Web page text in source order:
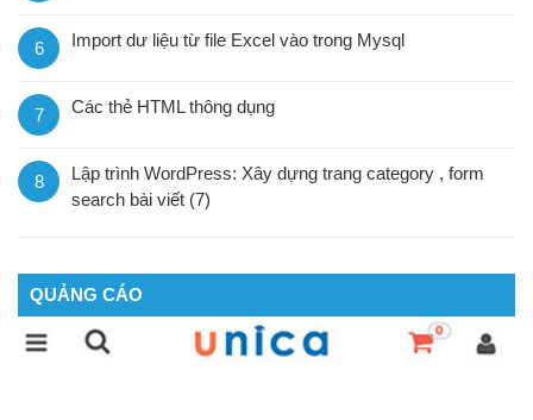
6 Import dư liệu từ file Excel vào trong Mysql
7 Các thẻ HTML thông dụng
8
Lập trình WordPress: Xây dựng trang category , form
search bài viết (7)
QUẢNG CÁO